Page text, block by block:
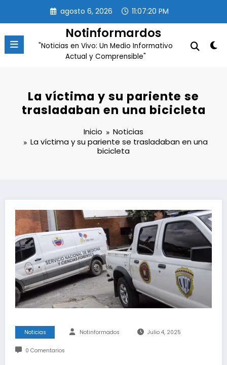
contenido
agosto 6, 2026 11:07:21 PM
Notinformardos
"Noticias en Vivo: Un Medio Informativo
Actual y Comprensible"
La víctima y su pariente se
trasladaban en una bicicleta
Inicio
Noticias
La víctima y su pariente se trasladaban en una
bicicleta
Noticias Notinformados Julio 4, 2025
0 Comentarios